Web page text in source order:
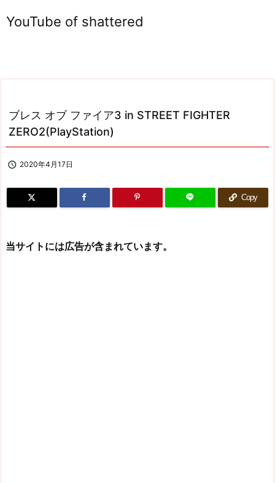
YouTube of shattered
ブレス オブ ファイア3 in STREET FIGHTER
ZERO2(PlayStation)
 2020年4月17日
Copy
当サイトには広告が含まれています。